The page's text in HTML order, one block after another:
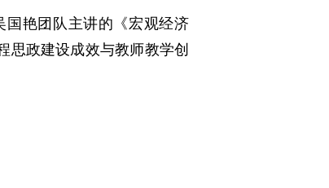
国艳团队主讲的《宏观经济
思政建设成效与教师教学创